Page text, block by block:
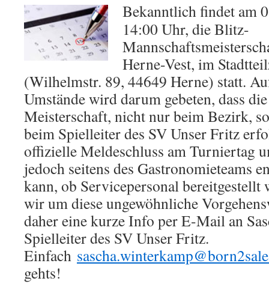
Bekanntlich findet am
14:00 Uhr, die Blitz-
Herne-Vest, im
(Wilhelmstr. 89, 44649 Herne) statt.
Umstände wird darum gebeten, dass
Meisterschaft, nicht nur beim Bezirk,
beim Spielleiter des SV Unser Fritz
offizielle Meldeschluss am Turniertag
jedoch seitens des Gastronomieteams
kann, ob Servicepersonal bereitgestellt
wir um diese ungewöhnliche
daher eine kurze Info per E-Mail an
Spielleiter des SV Unser Fritz.
Einfach
gehts!